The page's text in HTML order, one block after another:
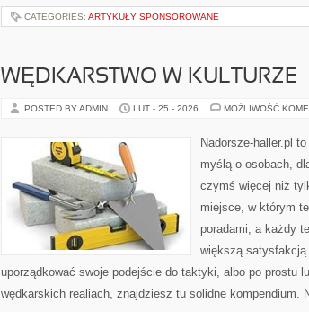
CATEGORIES: ARTYKUŁY SPONSOROWANE
WĘDKARSTWO W KULTURZE
POSTED BY ADMIN LUT - 25 - 2026 MOŻLIWOŚĆ
Nadorsze-haller.pl
myślą o osobach,
czymś więcej niż
miejsce, w którym
poradami, a każdy
większą
uporządkować swoje podejście do taktyki, albo po prostu
wędkarskich realiach, znajdziesz tu solidne kompendium.